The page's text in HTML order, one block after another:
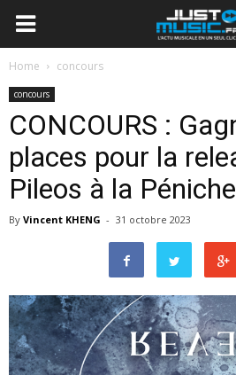
Home concours
concours
CONCOURS :
places pour la
Pileos à la
By Vincent KHENG - 31 octobre 2023